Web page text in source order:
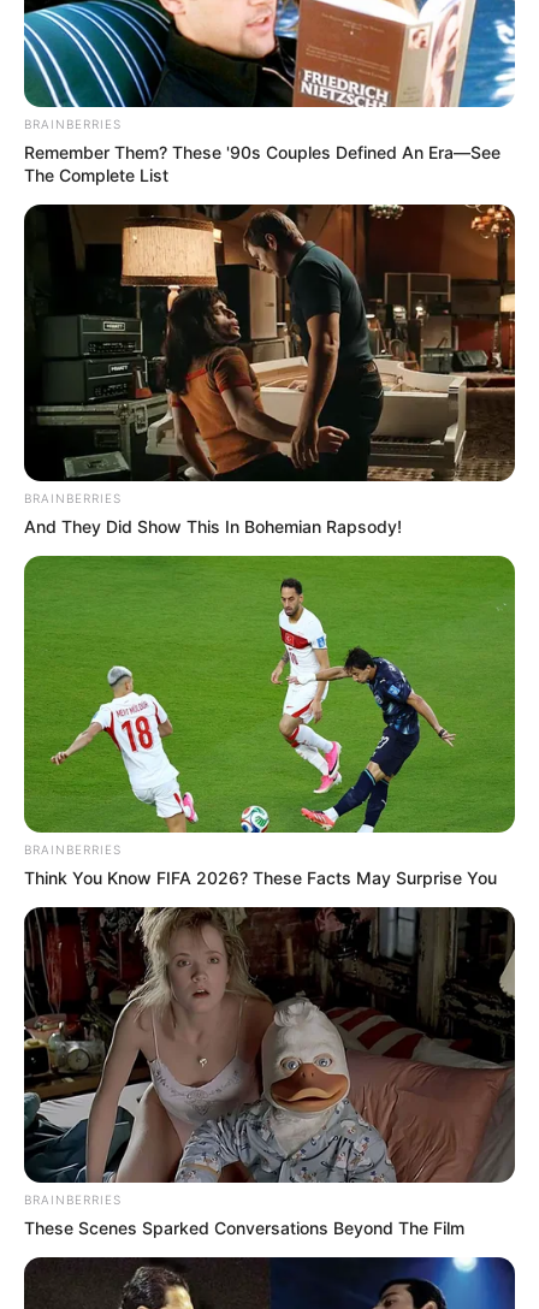
BRAINBERRIES
Remember Them? These '90s Couples Defined An Era—See
The Complete List
BRAINBERRIES
And They Did Show This In Bohemian Rapsody!
BRAINBERRIES
Think You Know FIFA 2026? These Facts May Surprise You
BRAINBERRIES
These Scenes Sparked Conversations Beyond The Film